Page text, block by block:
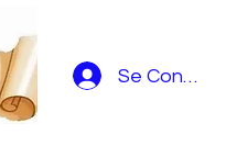
Se